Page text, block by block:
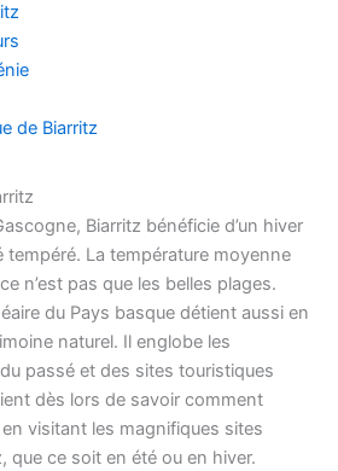
de Biarritz
Biarritz bénéficie d’un hiver
tempéré. La température moyenne
n’est pas que les belles plages.
du Pays basque détient aussi en
naturel. Il englobe les
passé et des sites touristiques
dès lors de savoir comment
visitant les magnifiques sites
que ce soit en été ou en hiver.